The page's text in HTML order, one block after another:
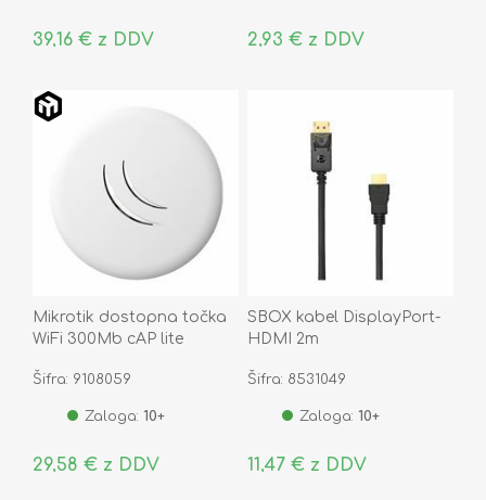
39,16 € z DDV 2,93 € z DDV
Mikrotik dostopna točka
WiFi 300Mb cAP lite
Šifra: 9108059
Zaloga: 10+
29,58 € z DDV
SBOX kabel DisplayPort-
HDMI 2m
Šifra: 8531049
Zaloga: 10+
11,47 € z DDV